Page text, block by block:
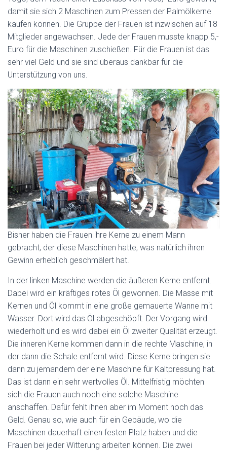
damit sie sich 2 Maschinen zum Pressen der Palmölkerne
kaufen können. Die Gruppe der Frauen ist inzwischen auf 18
Mitglieder angewachsen. Jede der Frauen musste knapp 5,-
Euro für die Maschinen zuschießen. Für die Frauen ist das
sehr viel Geld und sie sind überaus dankbar für die
Unterstützung von uns.
Bisher haben die Frauen ihre Kerne zu einem Mann
gebracht, der diese Maschinen hatte, was natürlich ihren
Gewinn erheblich geschmälert hat.
In der linken Maschine werden die äußeren Kerne entfernt.
Dabei wird ein kräftiges rotes Öl gewonnen. Die Masse mit
Kernen und Öl kommt in eine große gemauerte Wanne mit
Wasser. Dort wird das Öl abgeschöpft. Der Vorgang wird
wiederholt und es wird dabei ein Öl zweiter Qualität erzeugt.
Die inneren Kerne kommen dann in die rechte Maschine, in
der dann die Schale entfernt wird. Diese Kerne bringen sie
dann zu jemandem der eine Maschine für Kaltpressung hat.
Das ist dann ein sehr wertvolles Öl. Mittelfristig möchten
sich die Frauen auch noch eine solche Maschine
anschaffen. Dafür fehlt ihnen aber im Moment noch das
Geld. Genau so, wie auch für ein Gebäude, wo die
Maschinen dauerhaft einen festen Platz haben und die
Frauen bei jeder Witterung arbeiten können. Die zwei